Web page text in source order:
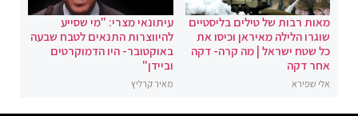
מאות רבות של טילים בליסטיים
שוגרו הלילה מאיראן וכיסו את
כל שטח ישראל | מה קרה- דקה
אחר דקה
אלי שפירא
עיתונאי מצרי: "מי שסייע
להיווצרות התנאים לטבח שבעה
באוקטובר- היו הדמוקרטים
וביידן"
מאיר קרליץ